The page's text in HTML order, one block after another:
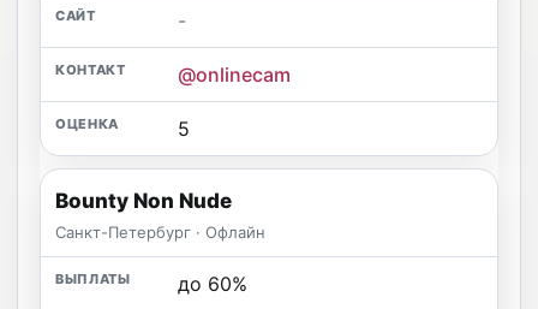
-
@onlinecam
5
Bounty Non Nude
Санкт-Петербург · Офлайн
до 60%